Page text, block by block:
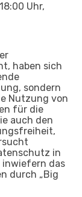
Uhr,
haben sich
sondern
Nutzung von
für die
auch den
in
inwiefern das
durch „Big